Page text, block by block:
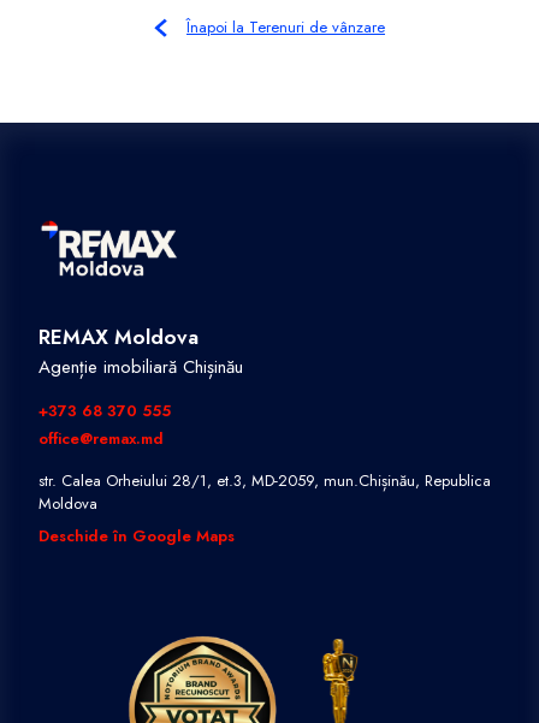
Înapoi la Terenuri de vânzare
REMAX Moldova
Agenție imobiliară Chișinău
+373 68 370 555
office@remax.md
str. Calea Orheiului 28/1, et.3, MD-2059, mun.Chișinău, Republica
Moldova
Deschide în Google Maps